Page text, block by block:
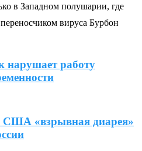
в Западном полушарии, где
вируса Бурбон
нарушает работу
«взрывная диарея»